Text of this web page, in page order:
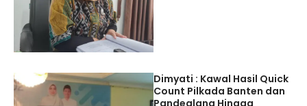
Dimyati : Kawal Hasil Quick
Count Pilkada Banten dan